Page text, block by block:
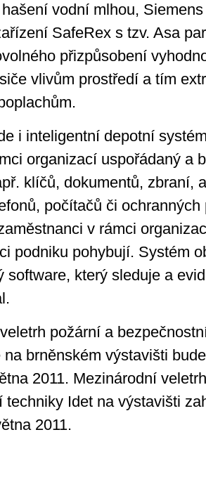
vodní mlhou,
SafeRex s tzv. Asa
přizpůsobení
vlivům prostředí a tím
i inteligentní depotní
organizací uspořádaný a
klíčů, dokumentů, zbraní,
počítačů či ochranných
v rámci
podniku pohybují. Systém
software, který sleduje a
požární a
na brněnském výstavišti
2011. Mezinárodní
techniky Idet na výstavišti
2011.